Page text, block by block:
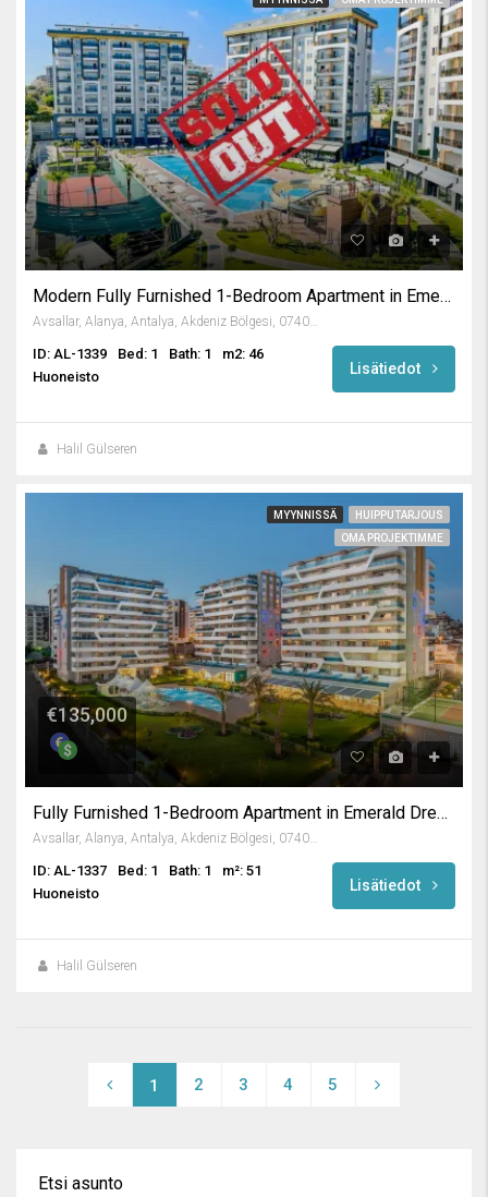
Modern Fully Furnished 1-Bedroom Apartment in Emerald Paradise
Avsallar, Alanya, Antalya, Akdeniz Bölgesi, 07407, Türkiye
ID: AL-1339 Bed: 1 Bath: 1
m2: 46
Huoneisto
Lisätiedot
Halil Gülseren
MYYNNISSÄ
HUIPPUTARJOUS
OMA PROJEKTIMME
€135,000
Fully Furnished 1-Bedroom Apartment in Emerald Dreams
ID: AL-1337 Bed: 1 Bath: 1
m²: 51
Huoneisto
Lisätiedot
Halil Gülseren
1 2 3 4 5
Etsi asunto